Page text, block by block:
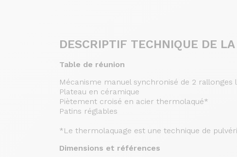
DESCRIPTIF TECHNIQUE DE
Table de réunion
Mécanisme manuel synchronisé de 2 rallonges
Plateau en céramique
Piètement croisé en acier thermolaqué*
Patins réglables
*Le thermolaquage est une technique de
Dimensions et références